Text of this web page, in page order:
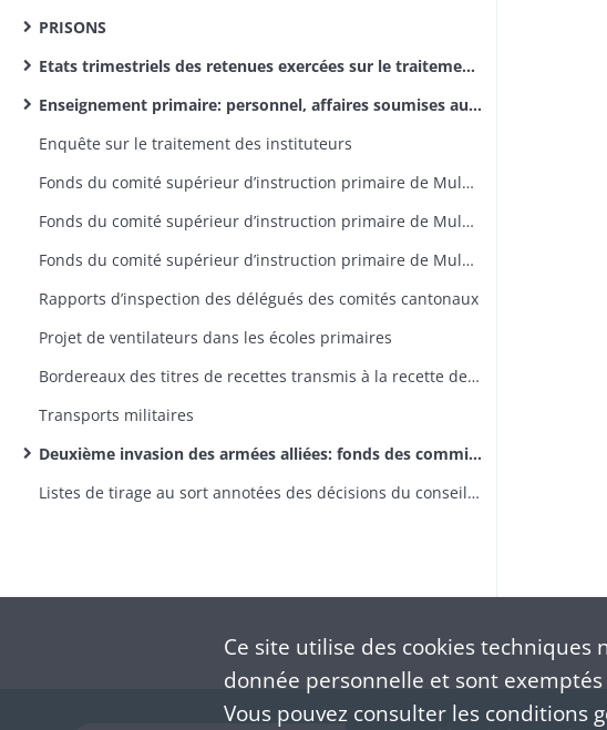
PRISONS
Etats trimestriels des retenues exercées sur le traitement des instituteurs pour le service des pensions civiles
Enseignement primaire: personnel, affaires soumises aux comités supérieurs de l’arrondissement d’Altkirch (dossiers par canton)
Enquête sur le traitement des instituteurs
Fonds du comité supérieur d’instruction primaire de Mulhouse: rapports d’inspection des délégués, lettres de provenance diverse
Fonds du comité supérieur d’instruction primaire de Mulhouse: correspondance émanant du recteur
Fonds du comité supérieur d’instruction primaire de Mulhouse: lettres émanant des préfets et sous-préfets
Rapports d’inspection des délégués des comités cantonaux
Projet de ventilateurs dans les écoles primaires
Bordereaux des titres de recettes transmis à la recette des finances d’Altkirch par la sous-préfecture
Transports militaires
Deuxième invasion des armées alliées: fonds des commissions cantonales
Listes de tirage au sort annotées des décisions du conseil de révision (classe 1870)
Ce site utilise des cookiestechniques
donnée personnelle et sont
Vous pouvez consulter les conditions